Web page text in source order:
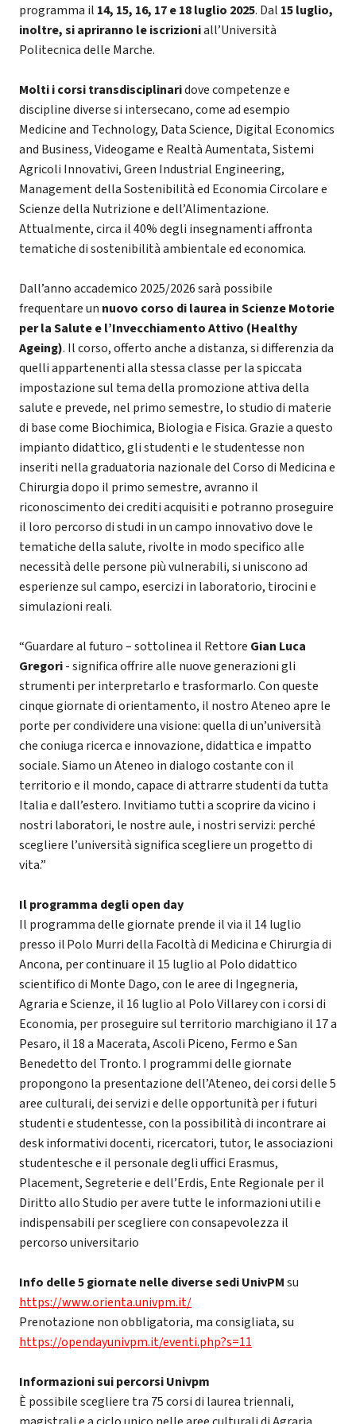
programma il 14, 15, 16, 17 e 18 luglio 2025. Dal 15 luglio,
inoltre, si apriranno le iscrizioniall’Università
Politecnica delle Marche.
Molti i corsi transdisciplinaridove competenze e
discipline diverse si intersecano, come ad esempio
Medicine and Technology, Data Science, Digital Economics
and Business, Videogame e Realtà Aumentata, Sistemi
Agricoli Innovativi, Green Industrial Engineering,
Management della Sostenibilità ed Economia Circolare e
Scienze della Nutrizione e dell’Alimentazione.
Attualmente, circa il 40% degli insegnamenti affronta
tematiche di sostenibilità ambientale ed economica.
Dall’anno accademico 2025/2026 sarà possibile
frequentare un nuovo corso di laurea in Scienze Motorie
per la Salute e l’Invecchiamento Attivo (Healthy
Ageing). Il corso, offerto anche a distanza, si differenzia da
quelli appartenenti alla stessa classe per la spiccata
impostazione sul tema della promozione attiva della
salute e prevede, nel primo semestre, lo studio di materie
di base come Biochimica, Biologia e Fisica. Grazie a questo
impianto didattico, gli studenti e le studentesse non
inseriti nella graduatoria nazionale del Corso di Medicina e
Chirurgia dopo il primo semestre, avranno il
riconoscimento dei crediti acquisiti e potranno proseguire
il loro percorso di studi in un campo innovativo dove le
tematiche della salute, rivolte in modo specifico alle
necessità delle persone più vulnerabili, si uniscono ad
esperienze sul campo, esercizi in laboratorio, tirocini e
simulazioni reali.
“Guardare al futuro – sottolinea il Rettore Gian Luca
Gregori- significa offrire alle nuove generazioni gli
strumenti per interpretarlo e trasformarlo. Con queste
cinque giornate di orientamento, il nostro Ateneo apre le
porte per condividere una visione: quella di un’università
che coniuga ricerca e innovazione, didattica e impatto
sociale. Siamo un Ateneo in dialogo costante con il
territorio e il mondo, capace di attrarre studenti da tutta
Italia e dall’estero. Invitiamo tutti a scoprire da vicino i
nostri laboratori, le nostre aule, i nostri servizi: perché
scegliere l’università significa scegliere un progetto di
vita.”
Il programma degli open day
Il programma delle giornate prende il via il 14 luglio
presso il Polo Murri della Facoltà di Medicina e Chirurgia di
Ancona, per continuare il 15 luglio al Polo didattico
scientifico di Monte Dago, con le aree di Ingegneria,
Agraria e Scienze, il 16 luglio al Polo Villarey con i corsi di
Economia, per proseguire sul territorio marchigiano il 17 a
Pesaro, il 18 a Macerata, Ascoli Piceno, Fermo e San
Benedetto del Tronto. I programmi delle giornate
propongono la presentazione dell’Ateneo, dei corsi delle 5
aree culturali, dei servizi e delle opportunità per i futuri
studenti e studentesse, con la possibilità di incontrare ai
desk informativi docenti, ricercatori, tutor, le associazioni
studentesche e il personale degli uffici Erasmus,
Placement, Segreterie e dell’Erdis, Ente Regionale per il
Diritto allo Studio per avere tutte le informazioni utili e
indispensabili per scegliere con consapevolezza il
percorso universitario
Info delle 5 giornate nelle diverse sedi UnivPMsu
https://www.orienta.univpm.it/
Prenotazione non obbligatoria, ma consigliata, su
https://opendayunivpm.it/eventi.php?s=11
Informazioni sui percorsi Univpm
È possibile scegliere tra 75 corsi di laurea triennali,